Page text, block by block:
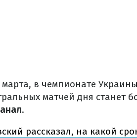
в чемпионате
матчей дня станет
.
рассказал, на какой